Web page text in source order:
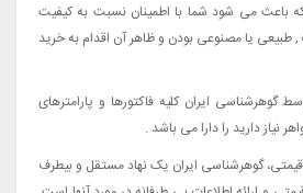
باعث می شود شما با اطمینان نسبت به کیفیت
یا مصنوعی بودن و ظاهر آن اقدام به خرید
گوهرشناسی ایران کلیه فاکتورها و پارامترهای
دارید را دارا می باشد .
گوهرشناسی ایران یک نهاد مستقل و بیطرف